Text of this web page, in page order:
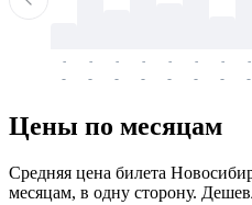
-
-
-
-
-
-
-
-
-
-
-
-
-
-
-
-
Цены по месяцам
Средняя цена билета
месяцам, в одну сторону.